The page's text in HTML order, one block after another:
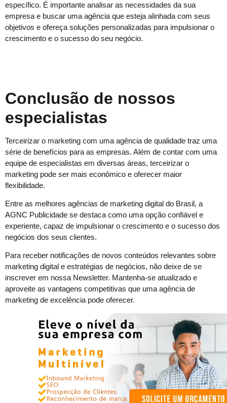
específico. É importante analisar as necessidades da sua
empresa e buscar uma agência que esteja alinhada com seus
objetivos e ofereça soluções personalizadas para impulsionar o
crescimento e o sucesso do seu negócio.
Conclusão de nossos
especialistas
Terceirizar o marketing com uma agência de qualidade traz uma
série de benefícios para as empresas. Além de contar com uma
equipe de especialistas em diversas áreas, terceirizar o
marketing pode ser mais econômico e oferecer maior
flexibilidade.
Entre as melhores agências de marketing digital do Brasil, a
AGNC Publicidade se destaca como uma opção confiável e
experiente, capaz de impulsionar o crescimento e o sucesso dos
negócios dos seus clientes.
Para receber notificações de novos conteúdos relevantes sobre
marketing digital e estratégias de negócios, não deixe de se
inscrever em nossa Newsletter. Mantenha-se atualizado e
aproveite as vantagens competitivas que uma agência de
marketing de excelência pode oferecer.